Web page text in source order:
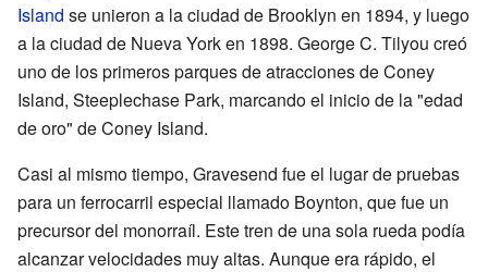
Island se unieron a la ciudad de Brooklyn en 1894, y luego
a la ciudad de Nueva York en 1898. George C. Tilyou creó
uno de los primeros parques de atracciones de Coney
Island, Steeplechase Park, marcando el inicio de la "edad
de oro" de Coney Island.
Casi al mismo tiempo, Gravesend fue el lugar de pruebas
para un ferrocarril especial llamado Boynton, que fue un
precursor del monorraíl. Este tren de una sola rueda podía
alcanzar velocidades muy altas. Aunque era rápido, el